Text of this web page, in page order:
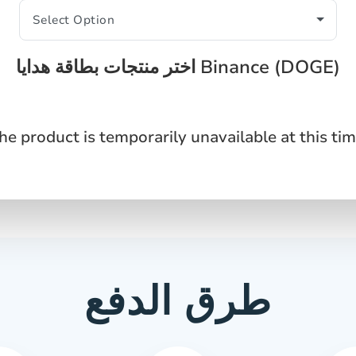
اختر منتجات بطاقة هدايا Binance (DOGE)
product is temporarily unavailable at this
طرق الدفع